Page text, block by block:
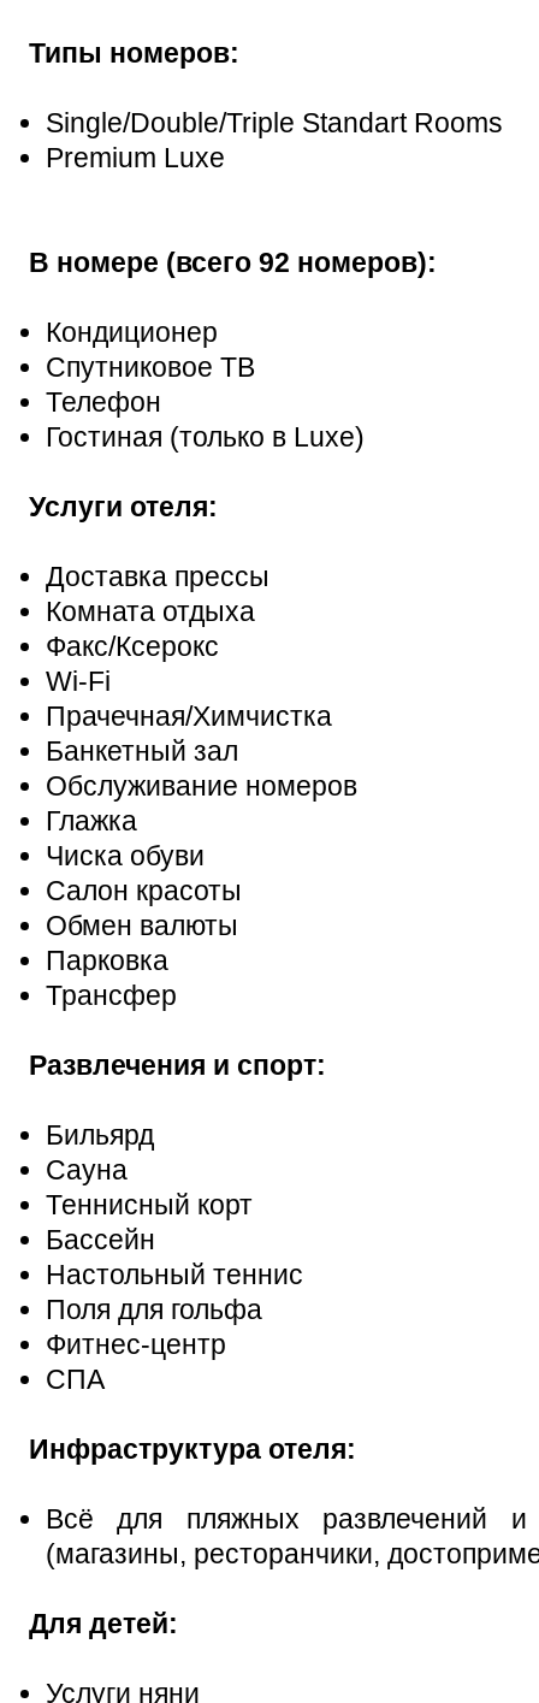
Типы номеров:
Single/Double/Triple Standart Rooms
Premium Luxe
В номере (всего 92 номеров):
Кондиционер
Спутниковое ТВ
Телефон
Гостиная (только в Luxe)
Услуги отеля:
Доставка прессы
Комната отдыха
Факс/Ксерокс
Wi-Fi
Прачечная/Химчистка
Банкетный зал
Обслуживание номеров
Глажка
Чиска обуви
Салон красоты
Обмен валюты
Парковка
Трансфер
Развлечения и спорт:
Бильярд
Сауна
Теннисный корт
Бассейн
Настольный теннис
Поля для гольфа
Фитнес-центр
СПА
Инфраструктура отеля:
Всё для пляжных развлечений и
(магазины, ресторанчики,
Для детей:
Услуги няни